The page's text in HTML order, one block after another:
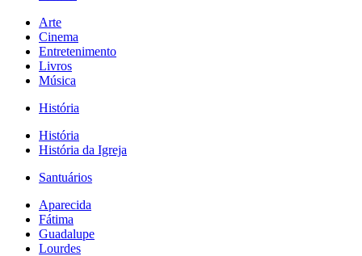
Arte
Cinema
Entretenimento
Livros
Música
História
História
História da Igreja
Santuários
Aparecida
Fátima
Guadalupe
Lourdes